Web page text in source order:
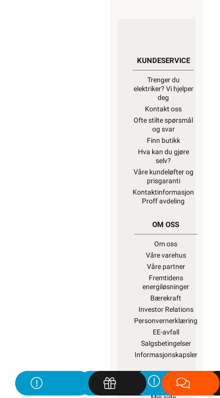
KUNDESERVICE
Trenger du
elektriker? Vi hjelper
deg
Kontakt oss
Ofte stilte spørsmål
og svar
Finn butikk
Hva kan du gjøre
selv?
Våre kundeløfter og
prisgaranti
Kontaktinformasjon
Proff avdeling
OM OSS
Om oss
Våre varehus
Våre partner
Fremtidens
energiløsninger
Bærekraft
Investor Relations
Personvernerklæring
EE-avfall
Salgsbetingelser
Informasjonskapsler
SNARVEIER